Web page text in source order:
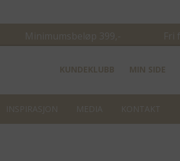
Minimumsbeløp 399,- Fri
KUNDEKLUBB MIN SIDE
INSPIRASJON MEDIA KONTAKT